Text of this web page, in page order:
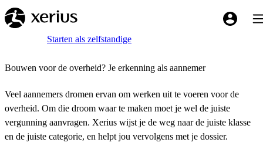
Overslaan naar de hoofdinhoud
My
Breadcrumb
HomeStarten als zelfstandige
Bouwen voor de overheid? Je erkenning als aannemer
Veel aannemers dromen ervan om werken uit te voeren voor de
overheid. Om die droom waar te maken moet je wel de juiste
vergunning aanvragen. Xerius wijst je de weg naar de juiste klasse
en de juiste categorie, en helpt jou vervolgens met je dossier.